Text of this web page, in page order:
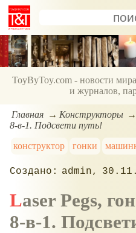
ToyByToy.com - новости
и журналов,
Главная Конструкторы
8-в-1. Подсвети путь!
конструктор
гонки
admin
Laser Pegs, гоночная машина
8-в-1.